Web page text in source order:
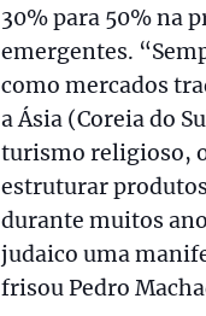
30% para 50% na
emergentes.
como mercados
a Ásia (Coreia do
turismo religioso,
estruturar
durante muitos
judaico uma
frisou Pedro